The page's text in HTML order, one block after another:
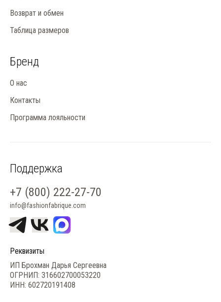
рассылку, чтобы первыми узнавать о новых поступлениях.
Возврат и обмен
Таблица размеров
Бренд
О нас
Контакты
Программа лояльности
Поддержка
+7 (800) 222-27-70
info@fashionfabrique.com
Реквизиты
ИП Брохман Дарья Сергеевна
ОГРНИП: 316602700053220
ИНН: 602720191408